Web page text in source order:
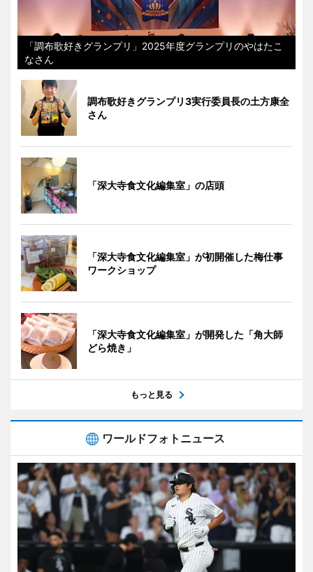
「調布歌好きグランプリ」2025年度グランプリのやはたこ
なさん
調布歌好きグランプリ3実行委員長の土方康全
さん
「深大寺食文化編集室」の店頭
「深大寺食文化編集室」が初開催した梅仕事
ワークショップ
「深大寺食文化編集室」が開発した「角大師
どら焼き」
もっと見る
ワールドフォトニュース